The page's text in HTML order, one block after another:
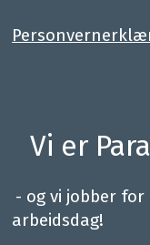
Vi er
- og vi jobber
arbeidsdag!